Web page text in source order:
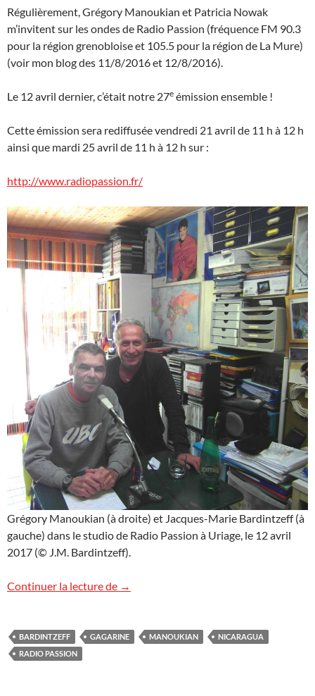
Régulièrement, Grégory Manoukian et Patricia Nowak
m’invitent sur les ondes de Radio Passion (fréquence FM 90.3
pour la région grenobloise et 105.5 pour la région de La Mure)
(voir mon blog des 11/8/2016 et 12/8/2016).
Le 12 avril dernier, c’était notre 27e émission ensemble !
Cette émission sera rediffusée vendredi 21 avril de 11 h à 12 h
ainsi que mardi 25 avril de 11 h à 12 h sur :
http://www.radiopassion.fr/
Grégory Manoukian (à droite) et Jacques-Marie Bardintzeff (à
gauche) dans le studio de Radio Passion à Uriage, le 12 avril
2017 (© J.M. Bardintzeff).
Continuer la lecture de Radio Passion, rediffusions
→
BARDINTZEFF GAGARINE MANOUKIAN
NICARAGUA
RADIO PASSION